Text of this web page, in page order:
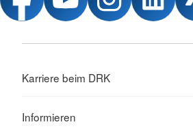
Karriere beim DRK
Informieren